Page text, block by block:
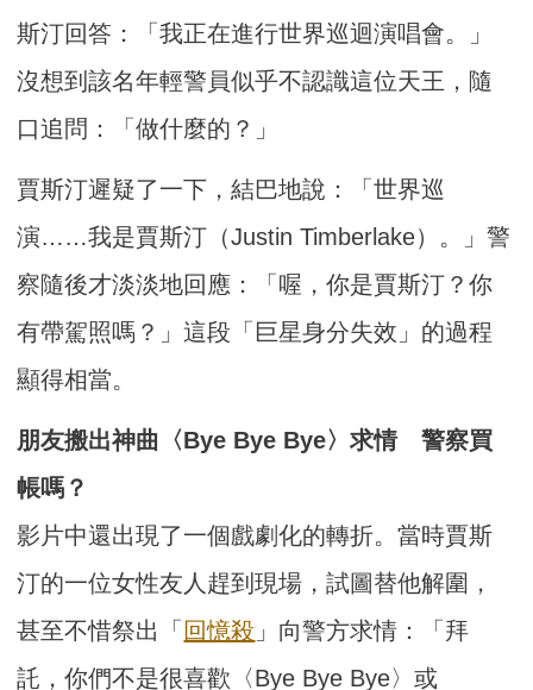
斯汀回答：「我正在進行世界巡迴演唱會。」
沒想到該名年輕警員似乎不認識這位天王，隨
口追問：「做什麼的？」
賈斯汀遲疑了一下，結巴地說：「世界巡
演……我是賈斯汀（Justin Timberlake）。」警
察隨後才淡淡地回應：「喔，你是賈斯汀？你
有帶駕照嗎？」這段「巨星身分失效」的過程
顯得相當。
朋友搬出神曲〈Bye Bye Bye〉求情 警察買
帳嗎？
影片中還出現了一個戲劇化的轉折。當時賈斯
汀的一位女性友人趕到現場，試圖替他解圍，
甚至不惜祭出「回憶殺 」向警方求情：「拜
託，你們不是很喜歡〈Bye Bye Bye〉或